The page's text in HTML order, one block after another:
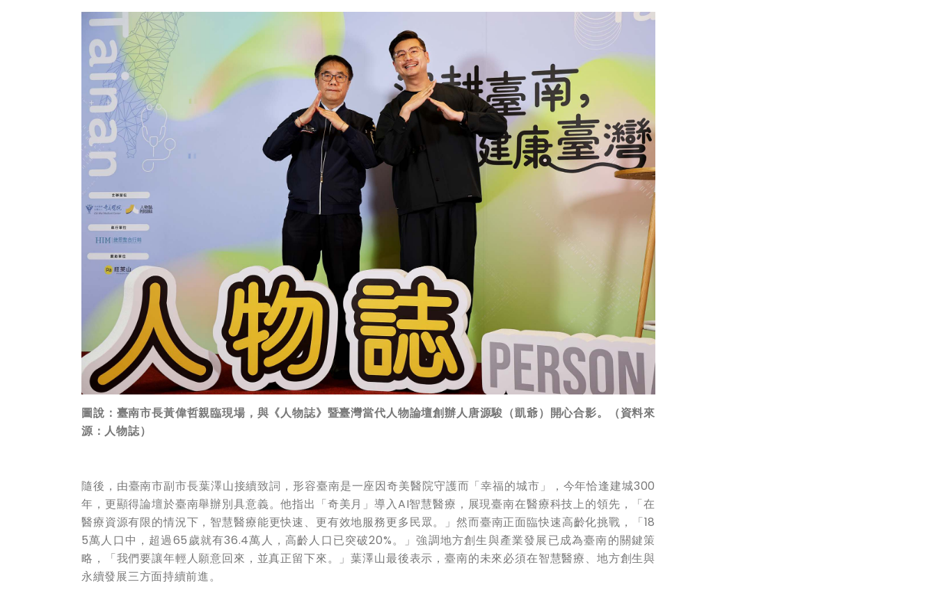
圖說：臺南市長黃偉哲親臨現場，與《人物誌》暨臺灣當代人物論壇創辦人唐源駿（凱爺）開心合影。（資料來
源：人物誌）
隨後，由臺南市副市長葉澤山接續致詞，形容臺南是一座因奇美醫院守護而「幸福的城市」，今年恰逢建城300
年，更顯得論壇於臺南舉辦別具意義。他指出「奇美月」導入AI智慧醫療，展現臺南在醫療科技上的領先，「在
醫療資源有限的情況下，智慧醫療能更快速、更有效地服務更多民眾。」然而臺南正面臨快速高齡化挑戰，「18
5萬人口中，超過65歲就有36.4萬人，高齡人口已突破20%。」強調地方創生與產業發展已成為臺南的關鍵策
略，「我們要讓年輕人願意回來，並真正留下來。」葉澤山最後表示，臺南的未來必須在智慧醫療、地方創生與
永續發展三方面持續前進。